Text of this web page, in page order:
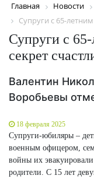
Главная Новости
Супруги с 65-
Супруги с
секрет
Валентин
Воробьевы
18 февраля 2025
Супруги-юбиляры –
военным офицером,
войны их
родители. С 15 лет